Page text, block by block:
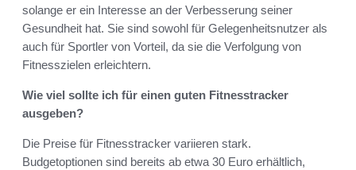
solange er ein Interesse an der Verbesserung seiner
Gesundheit hat. Sie sind sowohl für Gelegenheitsnutzer als
auch für Sportler von Vorteil, da sie die Verfolgung von
Fitnesszielen erleichtern.
Wie viel sollte ich für einen guten Fitnesstracker
ausgeben?
Die Preise für Fitnesstracker variieren stark.
Budgetoptionen sind bereits ab etwa 30 Euro erhältlich,